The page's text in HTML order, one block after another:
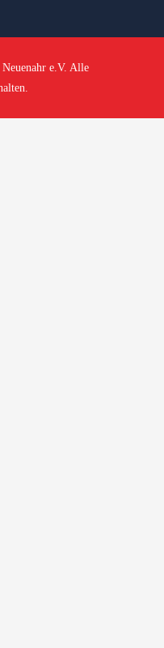
e.V. Alle